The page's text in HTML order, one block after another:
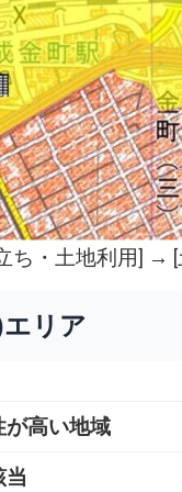
ち・土地利用] → [
リア
が高い地域
当